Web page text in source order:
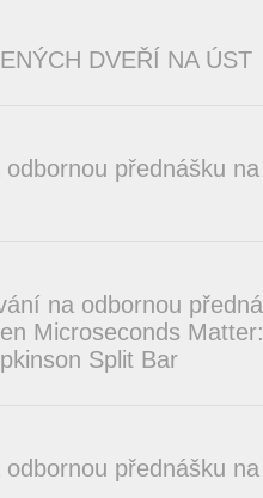
DVEŘÍ NA ÚST
odbornou přednášku
na odbornou
Microseconds
Split Bar
odbornou přednášku